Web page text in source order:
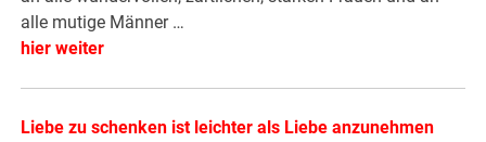
alle mutige Männer …
hier weiter
Liebe zu schenken ist leichter als Liebe anzunehmen